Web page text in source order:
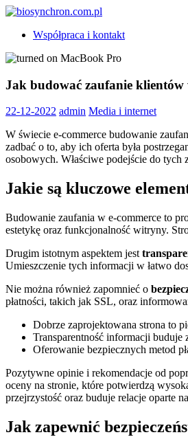
Skip
content
biosynchron.com.pl
Współpraca i kontakt
Jak budować zaufanie klientów
22-12-2022 admin Media i internet
W świecie e-commerce budowanie
zadbać o to, aby ich oferta była
osobowych. Właściwe podejście do tych
Jakie są kluczowe
Budowanie zaufania w e-commerce to
estetykę oraz funkcjonalność witryny.
Drugim istotnym aspektem jest
Umieszczenie tych informacji w łatwo
Nie można również zapomnieć o
płatności, takich jak SSL, oraz
Dobrze zaprojektowana strona to
Transparentność informacji
Oferowanie bezpiecznych metod
Pozytywne opinie i rekomendacje od
oceny na stronie, które potwierdzą
przejrzystość oraz buduje relacje oparte
Jak zapewnić